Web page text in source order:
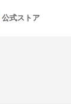
公式ストア